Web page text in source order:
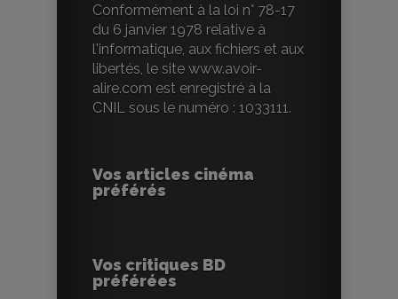
Conformément à la loi n° 78-17
du 6 janvier 1978 relative à
l'informatique, aux fichiers et aux
libertés, le site www.avoir-
alire.com est enregistré à la
CNIL sous le numéro : 1033111.
Vos articles cinéma
préférés
Vos critiques BD
préférées